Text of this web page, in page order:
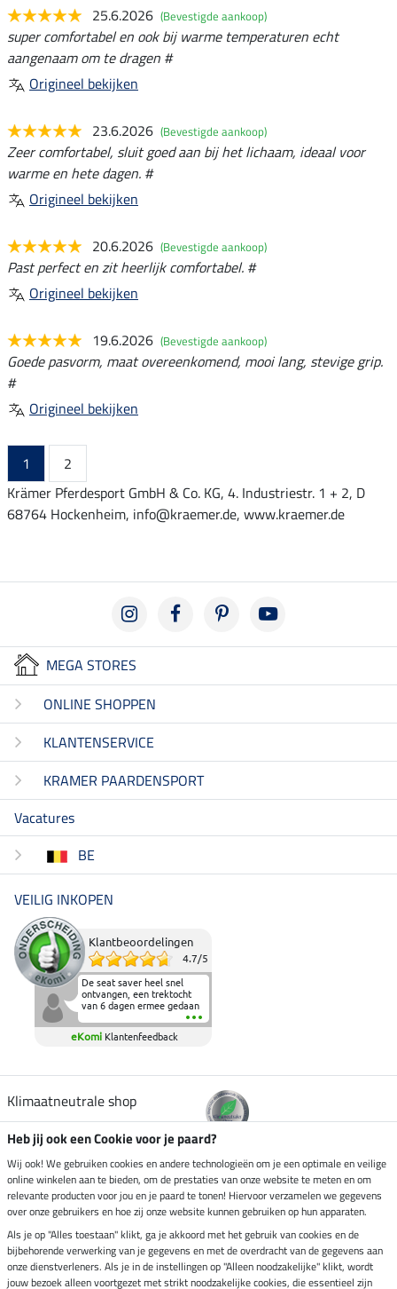
25.6.2026 (Bevestigde aankoop)
super comfortabel en ook bij warme temperaturen echt
aangenaam om te dragen #
Origineel bekijken
23.6.2026 (Bevestigde aankoop)
Zeer comfortabel, sluit goed aan bij het lichaam, ideaal voor
warme en hete dagen. #
Origineel bekijken
20.6.2026 (Bevestigde aankoop)
Past perfect en zit heerlijk comfortabel. #
Origineel bekijken
19.6.2026 (Bevestigde aankoop)
Goede pasvorm, maat overeenkomend, mooi lang, stevige grip.
#
Origineel bekijken
1
2
Krämer Pferdesport GmbH & Co. KG, 4. Industriestr. 1 + 2, D
68764 Hockenheim, info@kraemer.de, www.kraemer.de
MEGA STORES
ONLINE SHOPPEN
KLANTENSERVICE
KRAMER PAARDENSPORT
Vacatures
BE
VEILIG INKOPEN
Klantbeoordelingen
4.7/5
De seat saver heel snel
ontvangen, een trektocht
van 6 dagen ermee gedaan
en deze heeft de beproeving
fantastisch doorstaan.
Heerlijk zacht om op te
elkaar in het zadel.
eKomi Klantenfeedback
Klimaatneutrale shop
Verzending per
Veilig betalen met
Heb jij ook een Cookie voor je paard?
Wij ook! We gebruiken cookies en andere technologieën om je een optimale en veilige
online winkelen aan te bieden, om de prestaties van onze website te meten en om
relevante producten voor jou en je paard te tonen! Hiervoor verzamelen we gegevens
over onze gebruikers en hoe zij onze website kunnen gebruiken op hun apparaten.
Als je op "Alles toestaan" klikt, ga je akkoord met het gebruik van cookies en de
bijbehorende verwerking van je gegevens en met de overdracht van de gegevens aan
onze dienstverleners. Als je in de instellingen op "Alleen noodzakelijke" klikt, wordt
jouw bezoek alleen voortgezet met strikt noodzakelijke cookies, die essentieel zijn